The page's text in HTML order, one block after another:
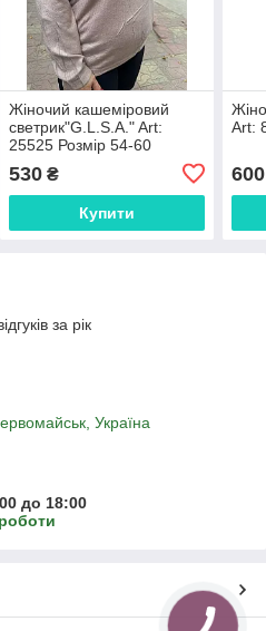
Жіночий кашеміровий
светрик"G.L.S.A." Art:
25525 Розмір 54-60
530₴
Купити
Art:
600
за рік
Україна
до 18:00